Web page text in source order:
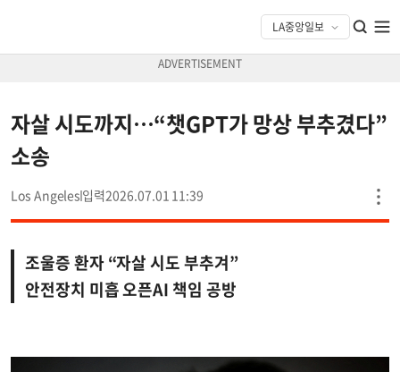
자살 시도까지…“챗GPT가 망상 부추겼다”
소송
Los Angeles 2026.07.01 11:39
조울증 환자 “자살 시도 부추겨”
안전장치 미흡 오픈AI 책임 공방